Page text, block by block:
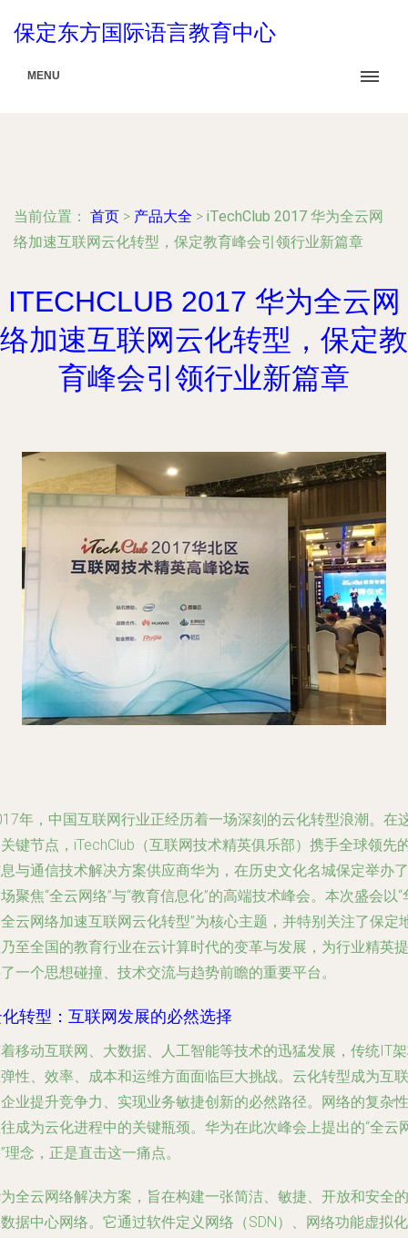
保定东方国际语言教育中心
MENU
当前位置： 首页 > 产品大全 > iTechClub 2017 华为全云网
络加速互联网云化转型，保定教育峰会引领行业新篇章
ITECHCLUB 2017 华为全云网
络加速互联网云化转型，保定教
育峰会引领行业新篇章
年，中国互联网行业正经历着一场深刻的云化转型浪潮。在
键节点，iTechClub（互联网技术精英俱乐部）携手全球领先
与通信技术解决方案供应商华为，在历史文化名城保定举办了
聚焦“全云网络”与“教育信息化”的高端技术峰会。本次盛会以“
云网络加速互联网云化转型”为核心主题，并特别关注了保定
至全国的教育行业在云计算时代的变革与发展，为行业精英提
一个思想碰撞、技术交流与趋势前瞻的重要平台。
转型：互联网发展的必然选择
移动互联网、大数据、人工智能等技术的迅猛发展，传统IT
性、效率、成本和运维方面面临巨大挑战。云化转型成为互联
业提升竞争力、实现业务敏捷创新的必然路径。网络的复杂性
成为云化进程中的关键瓶颈。华为在此次峰会上提出的“全云
理念，正是直击这一痛点。
全云网络解决方案，旨在构建一张简洁、敏捷、开放和安全的
据中心网络。它通过软件定义网络（SDN）、网络功能虚拟化